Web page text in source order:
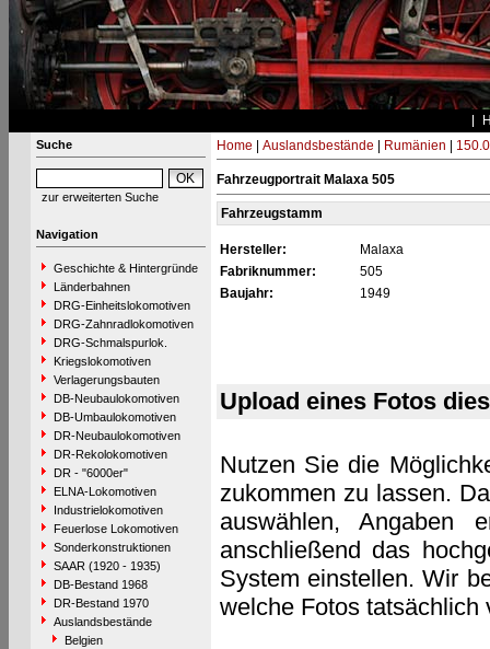
Suche
zur erweiterten Suche
Navigation
Geschichte & Hintergründe
Länderbahnen
DRG-Einheitslokomotiven
DRG-Zahnradlokomotiven
DRG-Schmalspurlok.
Kriegslokomotiven
Verlagerungsbauten
DB-Neubaulokomotiven
DB-Umbaulokomotiven
DR-Neubaulokomotiven
DR-Rekolokomotiven
DR - "6000er"
ELNA-Lokomotiven
Industrielokomotiven
Feuerlose Lokomotiven
Sonderkonstruktionen
SAAR (1920 - 1935)
DB-Bestand 1968
DR-Bestand 1970
Auslandsbestände
Belgien
Home Auslandsbestände Rumänien 150.0
Fahrzeugportrait Malaxa 505
Fahrzeugstamm
Hersteller:
Malaxa
Fabriknummer:
505
Baujahr:
1949
Upload eines Fotos
Nutzen Sie die
zukommen zu lassen.
auswählen, Angaben
anschließend das
System einstellen. Wir
welche Fotos tatsächlich